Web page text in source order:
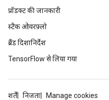
प्रॉडक्ट की जानकारी
स्टैक ओवरफ़्लो
ब्रैंड दिशानिर्देश
TensorFlow से लिया गया
शर्तें निजता
Manage cookies